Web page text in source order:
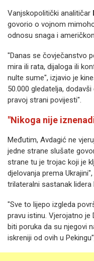
Vanjskopolitički analitičar
govorio o vojnom
odnosu snaga i
"Danas se čovječanstvo
mira ili rata, dijaloga ili
nulte sume", izjavio je
50.000 gledatelja,
pravoj strani povijesti".
"Nikoga nije
Međutim, Avdagić ne
jedne strane slušate
strane tu je trojac koji je
djelovanja prema
trilateralni sastanak lidera
"Sve to lijepo izgleda
pravu istinu. Vjerojatno je
biti poruka da su njegovi
iskreniji od ovih u